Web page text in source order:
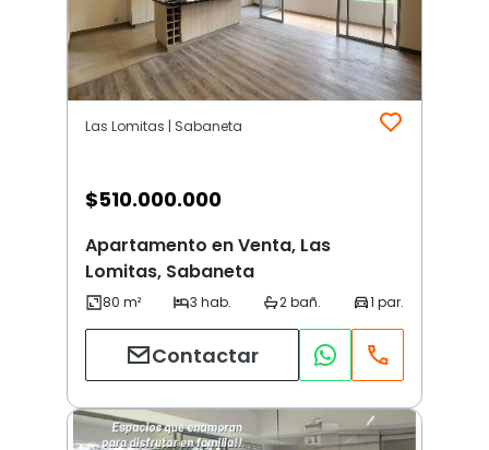
Las Lomitas | Sabaneta
$510.000.000
Apartamento en Venta, Las
Lomitas, Sabaneta
Contactar